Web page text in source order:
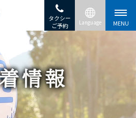
タクシー
ご予約